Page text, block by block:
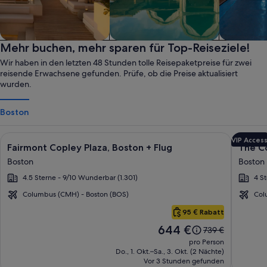
All-inclusive Resort Wellness
Mehr buchen, mehr sparen für Top-Reiseziele!
Wir haben in den letzten 48 Stunden tolle Reisepaketpreise für zwei
reisende Erwachsene gefunden. Prüfe, ob die Preise aktualisiert
wurden.
Boston
für
Fairmont
Copley
Plaza,
Fairmont Copley Plaza, Boston + Flug
Boston
4.5 Sterne - 9/10 Wunderbar (1.301)
Columbus (CMH) - Boston (BOS)
95 € Rabatt
Der
beträgt
644 €.
644 €
Der
alte
Preis
war
739 €
pro Person
Do., 1. Okt.–Sa., 3. Okt. (2 Nächte)
Vor 3 Stunden gefunden
Durch Klicken erhältst du weitere Informationen zu Fairmont
für
The
Hotel
VIP Access
The
Boston
4
Durch